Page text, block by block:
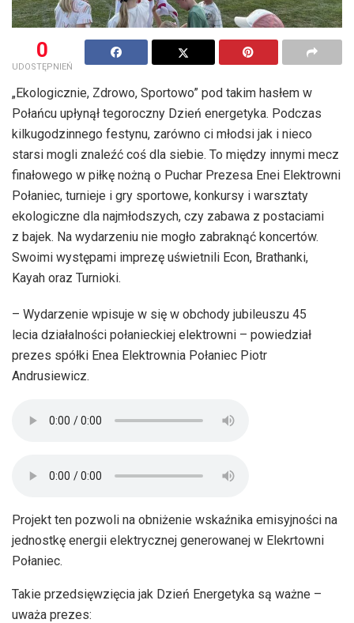
0
UDOSTĘPNIEŃ
„Ekologicznie, Zdrowo, Sportowo” pod takim hasłem w
Połańcu upłynął tegoroczny Dzień energetyka. Podczas
kilkugodzinnego festynu, zarówno ci młodsi jak i nieco
starsi mogli znaleźć coś dla siebie. To między innymi mecz
finałowego w piłkę nożną o Puchar Prezesa Enei Elektrowni
Połaniec, turnieje i gry sportowe, konkursy i warsztaty
ekologiczne dla najmłodszych, czy zabawa z postaciami
z bajek. Na wydarzeniu nie mogło zabraknąć koncertów.
Swoimi występami imprezę uświetnili Econ, Brathanki,
Kayah oraz Turnioki.
– Wydarzenie wpisuje w się w obchody jubileuszu 45
lecia działalności połanieckiej elektrowni – powiedział
prezes spółki Enea Elektrownia Połaniec Piotr
Andrusiewicz.
Projekt ten pozwoli na obniżenie wskaźnika emisyjności na
jednostkę energii elektrycznej generowanej w Elekrtowni
Połaniec.
Takie przedsięwzięcia jak Dzień Energetyka są ważne –
uważa prezes: